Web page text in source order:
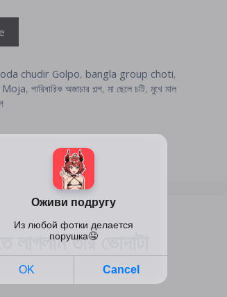
chudir Golpo, bangla group choti,
Moja, পারিবারিক অজাচার গল্প, মা ছেলে চটি, মুখে মাল
তার ভোদাটা